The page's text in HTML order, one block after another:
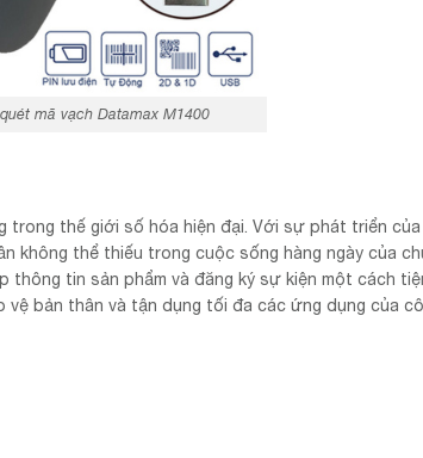
mã vạch Datamax M1400
thế giới số hóa hiện đại. Với sự phát triển của
không thể thiếu trong cuộc sống hàng ngày của
tin sản phẩm và đăng ký sự kiện một cách
bản thân và tận dụng tối đa các ứng dụng của